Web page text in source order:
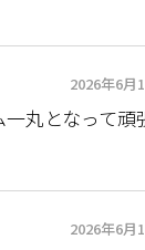
2026年6月
丸となって頑
2026年6月